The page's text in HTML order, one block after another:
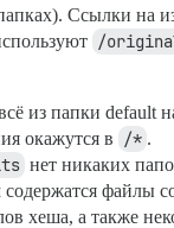
Ссылки на
/
из папки default
окажутся в
/* .
нет никаких
содержатся файлы
хеша, а также